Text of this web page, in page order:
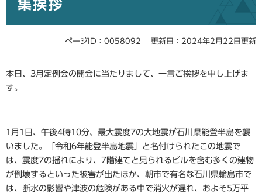
集挨拶
ページID：0058092 更新日：2024年2月22日更新
本日、3月定例会の開会に当たりまして、一言ご挨拶を申し上げま
す。
1月1日、午後4時10分、最大震度7の大地震が石川県能登半島を襲
いました。「令和6年能登半島地震」と名付けられたこの地震で
は、震度7の揺れにより、7階建てと見られるビルを含む多くの建物
が倒壊するといった被害が出たほか、朝市で有名な石川県輪島市で
は、断水の影響や津波の危険がある中で消火が遅れ、およそ5万平